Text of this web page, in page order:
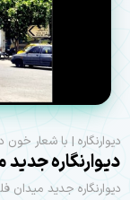
دیوارنگاره | با شعار خون
دیوارنگاره
دیوارنگاره جدید